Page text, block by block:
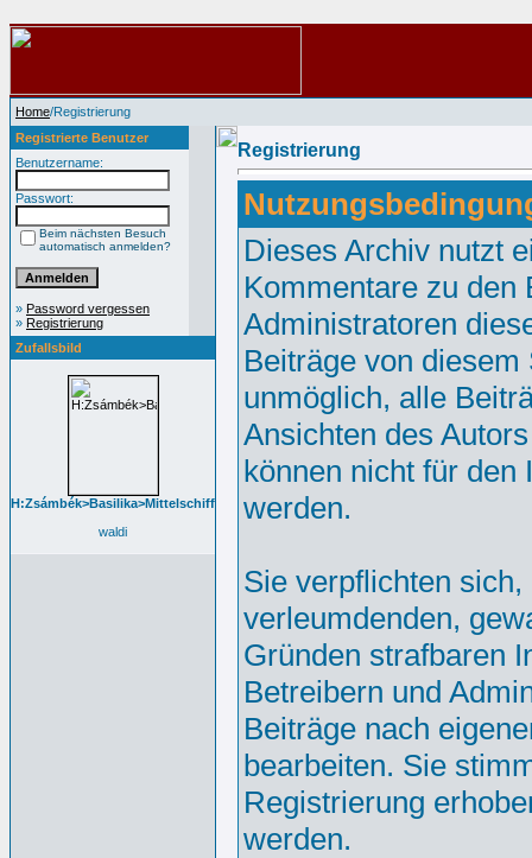
Home/Registrierung
Registrierte Benutzer
Benutzername:
Passwort:
Beim nächsten Besuch
automatisch anmelden?
» Password vergessen
» Registrierung
Zufallsbild
H:Zsámbék>Basilika>Mittelschiff
waldi
Registrierung
Dieses Archiv nutzt
Kommentare zu den
Administratoren
Beiträge von
unmöglich, alle
Ansichten des
können nicht für den
werden.
Sie verpflichten
verleumdenden,
Gründen strafbaren
Betreibern und
Beiträge nach
bearbeiten. Sie
Registrierung
werden.